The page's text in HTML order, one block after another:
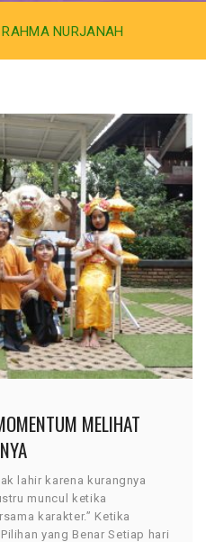
NURJANAH
MELIHAT
lahir karena kurangnya
muncul ketika
karakter.” Ketika
yang Benar Setiap hari